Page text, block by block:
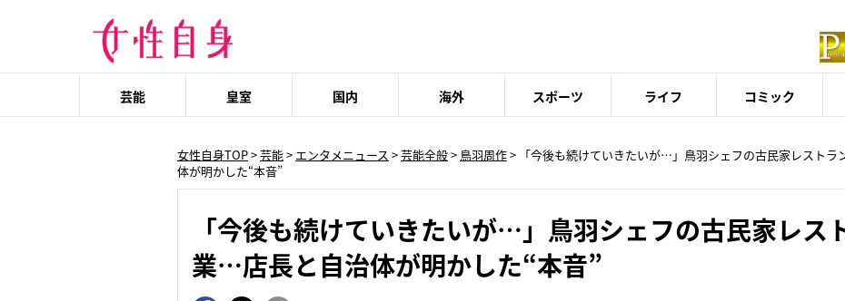
芸能 皇室 国内 海外 スポーツ ライフ コミック
女性自身TOP>芸能> エンタメニュース >芸能全般> 鳥羽周作> 「今後も続けていきたいが…」鳥羽シェフの古民家レスト
体が明かした“本音”
「今後も続けていきたいが…」鳥羽シェフの古民家レス
業…店長と自治体が明かした“本音”